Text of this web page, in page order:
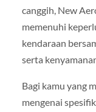
canggih, New
memenuhi
kendaraan
serta
Bagi kamu yang
mengenai